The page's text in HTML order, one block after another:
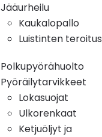
Jääurheilu
Kaukalopallo
Luistinten teroitus
Polkupyörähuolto
Pyöräilytarvikkeet
Lokasuojat
Ulkorenkaat
Ketjuöljyt ja